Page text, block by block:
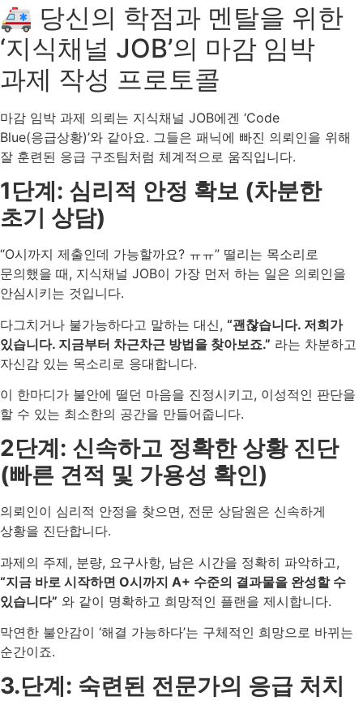
🚑 당신의 학점과 멘탈을 위한
‘지식채널 JOB’의 마감 임박
과제 작성 프로토콜
마감 임박 과제 의뢰는 지식채널 JOB에겐 ‘Code
Blue(응급상황)’와 같아요. 그들은 패닉에 빠진 의뢰인을 위해
잘 훈련된 응급 구조팀처럼 체계적으로 움직입니다.
1단계: 심리적 안정 확보 (차분한
초기 상담)
“O시까지 제출인데 가능할까요? ㅠㅠ” 떨리는 목소리로
문의했을 때, 지식채널 JOB이 가장 먼저 하는 일은 의뢰인을
안심시키는 것입니다.
다그치거나 불가능하다고 말하는 대신, “괜찮습니다. 저희가
있습니다. 지금부터 차근차근 방법을 찾아보죠.” 라는 차분하고
자신감 있는 목소리로 응대합니다.
이 한마디가 불안에 떨던 마음을 진정시키고, 이성적인 판단을
할 수 있는 최소한의 공간을 만들어줍니다.
2단계: 신속하고 정확한 상황 진단
(빠른 견적 및 가용성 확인)
의뢰인이 심리적 안정을 찾으면, 전문 상담원은 신속하게
상황을 진단합니다.
과제의 주제, 분량, 요구사항, 남은 시간을 정확히 파악하고,
“지금 바로 시작하면 O시까지 A+ 수준의 결과물을 완성할 수
있습니다” 와 같이 명확하고 희망적인 플랜을 제시합니다.
막연한 불안감이 ‘해결 가능하다’는 구체적인 희망으로 바뀌는
순간이죠.
3.단계: 숙련된 전문가의 응급 처치